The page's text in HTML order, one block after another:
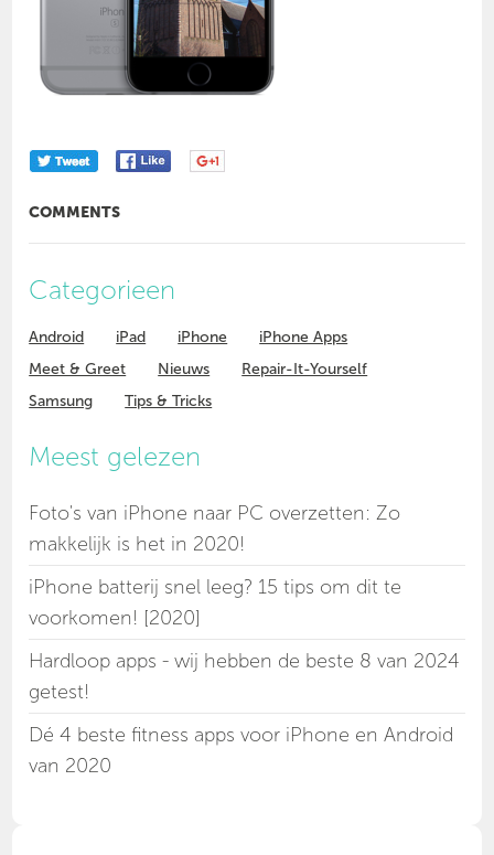
COMMENTS
Categorieen
Android iPad iPhone
iPhone Apps
Meet & Greet
Nieuws
Repair-It-Yourself
Samsung
Tips & Tricks
Meest gelezen
Foto's van iPhone naar PC overzetten: Zo
makkelijk is het in 2020!
iPhone batterij snel leeg? 15 tips om dit te
voorkomen! [2020]
Hardloop apps - wij hebben de beste 8 van 2024
getest!
Dé 4 beste fitness apps voor iPhone en Android
van 2020